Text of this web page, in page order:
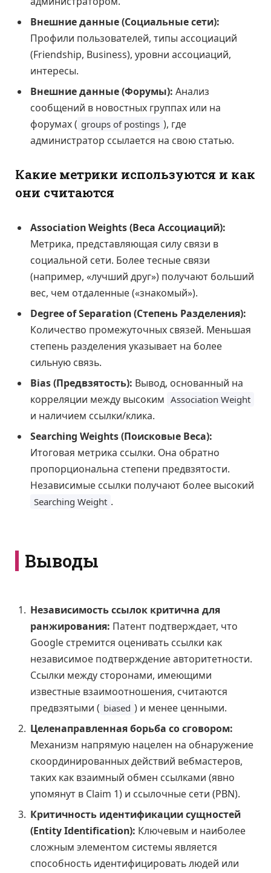
Внешние данные (Социальные сети):
Профили пользователей, типы ассоциаций
(Friendship, Business), уровни ассоциаций,
интересы.
Внешние данные (Форумы): Анализ
сообщений в новостных группах или на
форумах ( groups of postings ), где
администратор ссылается на свою статью.
Какие метрики используются и как
они считаются
Association Weights (Веса Ассоциаций):
Метрика, представляющая силу связи в
социальной сети. Более тесные связи
(например, «лучший друг») получают больший
вес, чем отдаленные («знакомый»).
Degree of Separation (Степень Разделения):
Количество промежуточных связей. Меньшая
степень разделения указывает на более
сильную связь.
Bias (Предвзятость): Вывод, основанный на
корреляции между высоким Association Weight
и наличием ссылки/клика.
Searching Weights (Поисковые Веса):
Итоговая метрика ссылки. Она обратно
пропорциональна степени предвзятости.
Независимые ссылки получают более высокий
Searching Weight .
Выводы
Независимость ссылок критична для
ранжирования: Патент подтверждает, что
Google стремится оценивать ссылки как
независимое подтверждение авторитетности.
Ссылки между сторонами, имеющими
известные взаимоотношения, считаются
предвзятыми ( biased ) и менее ценными.
Целенаправленная борьба со сговором:
Механизм напрямую нацелен на обнаружение
скоординированных действий вебмастеров,
таких как взаимный обмен ссылками (явно
упомянут в Claim 1) и ссылочные сети (PBN).
Критичность идентификации сущностей
(Entity Identification): Ключевым и наиболее
сложным элементом системы является
способность идентифицировать людей или